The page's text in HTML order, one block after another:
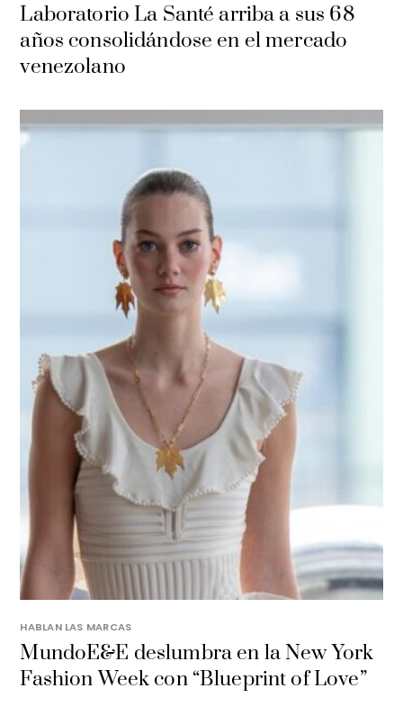
Laboratorio La Santé arriba a sus 68
años consolidándose en el mercado
venezolano
HABLAN LAS MARCAS
MundoE&E deslumbra en la New York
Fashion Week con “Blueprint of Love”